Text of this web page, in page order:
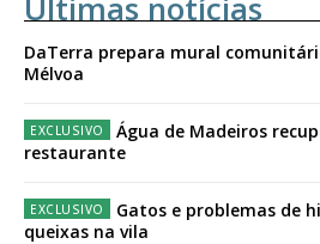
DaTerra prepara mural
Mélvoa
Água de Madeiros
restaurante
Gatos e problemas de
queixas na vila